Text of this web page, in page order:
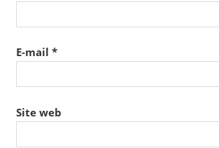
E-mail *
Site web